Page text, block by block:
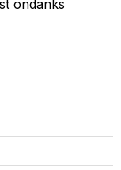
ondanks